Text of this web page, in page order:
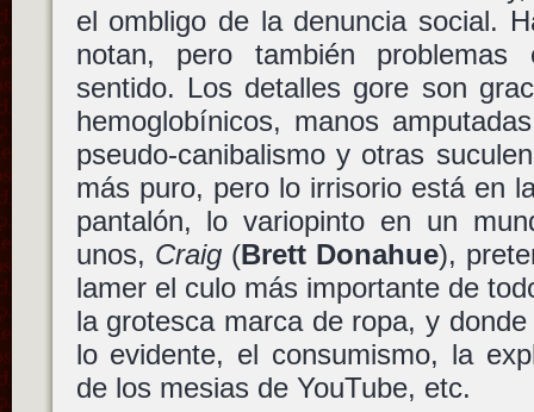
el ombligo de la denuncia social.
notan, pero también
sentido. Los detalles gore son
hemoglobínicos, manos
pseudo-canibalismo y otras
más puro, pero lo irrisorio está en
pantalón, lo variopinto en un
unos, Craig(Brett Donahue),
lamer el culo más importante de
la grotesca marca de ropa, y
lo evidente, el consumismo, la
de los mesias de YouTube, etc.